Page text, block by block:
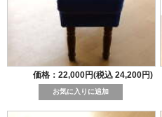
価格：22,000円(税込 24,200円)